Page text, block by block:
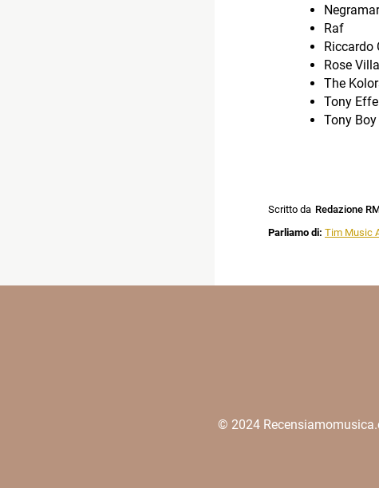
Raf
Riccardo
Rose
The
Tony Effe
Tony Boy
Scritto da Redazione
Parliamo di: Tim Music
© 2024